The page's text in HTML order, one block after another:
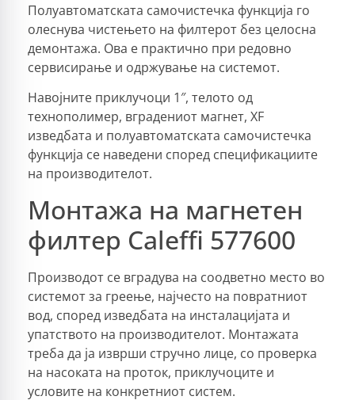
Полуавтоматската самочистечка функција го
олеснува чистењето на филтерот без целосна
демонтажа. Ова е практично при редовно
сервисирање и одржување на системот.
Навојните приклучоци 1″, телото од
технополимер, вградениот магнет, XF
изведбата и полуавтоматската самочистечка
функција се наведени според спецификациите
на производителот.
Монтажа на магнетен
филтер Caleffi 577600
Производот се вградува на соодветно место во
системот за греење, најчесто на повратниот
вод, според изведбата на инсталацијата и
упатството на производителот. Монтажата
треба да ја изврши стручно лице, со проверка
на насоката на проток, приклучоците и
условите на конкретниот систем.